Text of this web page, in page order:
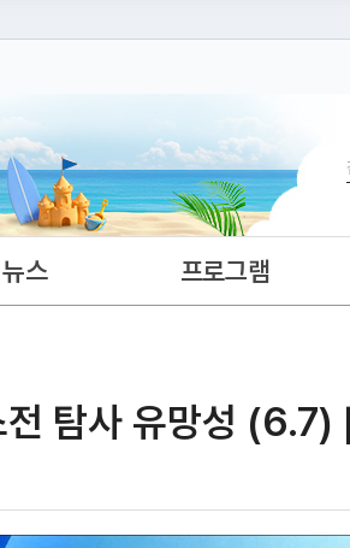
에서 도메인 주소를 확인해 보세요
뉴스 프로그램
탐사 유망성